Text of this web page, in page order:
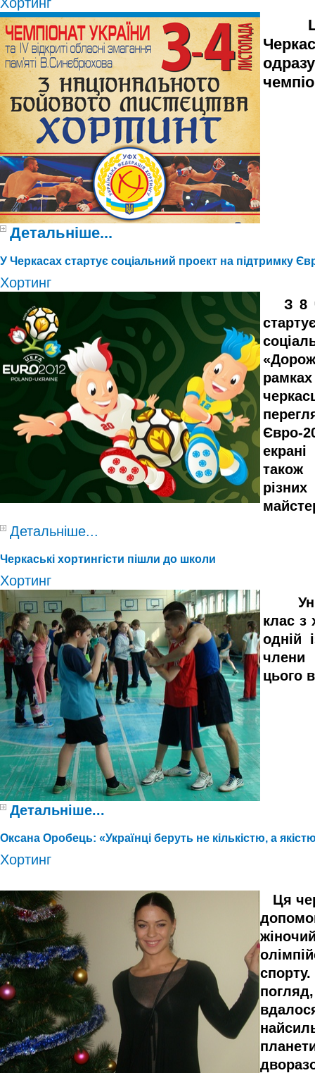
Детальніше...
У Черкасах стартує соціальний проект на підтримку
Хортинг
З 8
Євро-
Детальніше...
Черкаські хортингісти пішли до школи
Хортинг
клас з
одній
члени
цього
Детальніше...
Оксана Оробець: «Українці беруть не кількістю, а
Хортинг
Ця
погляд,